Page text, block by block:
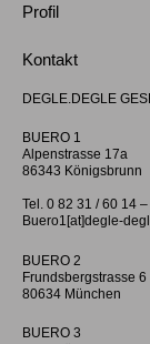
Profil
Kontakt
DEGLE.DEGLE
BUERO 1
Alpenstrasse 17a
86343 Königsbrunn
Tel. 0 82 31 / 60 14
Buero1[at]degle-
BUERO 2
Frundsbergstrasse 6
80634 München
BUERO 3